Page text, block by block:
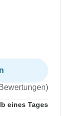
eines Tages